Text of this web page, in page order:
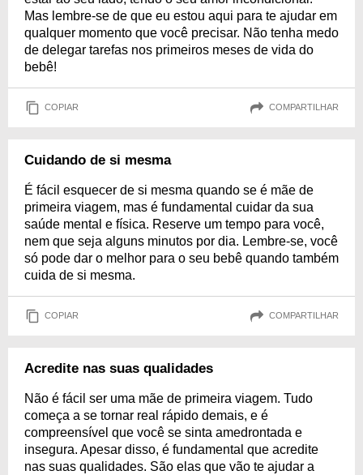
Mas lembre-se de que eu estou aqui para te ajudar em
qualquer momento que você precisar. Não tenha medo
de delegar tarefas nos primeiros meses de vida do
bebê!
COPIAR COMPARTILHAR
Cuidando de si mesma
É fácil esquecer de si mesma quando se é mãe de
primeira viagem, mas é fundamental cuidar da sua
saúde mental e física. Reserve um tempo para você,
nem que seja alguns minutos por dia. Lembre-se, você
só pode dar o melhor para o seu bebê quando também
cuida de si mesma.
COPIAR COMPARTILHAR
Acredite nas suas qualidades
Não é fácil ser uma mãe de primeira viagem. Tudo
começa a se tornar real rápido demais, e é
compreensível que você se sinta amedrontada e
insegura. Apesar disso, é fundamental que acredite
nas suas qualidades. São elas que vão te ajudar a